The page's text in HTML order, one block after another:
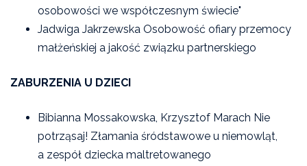
osobowości we współczesnym świecie"
Jadwiga Jakrzewska Osobowość ofiary przemocy
małżeńskiej a jakość związku partnerskiego
ZABURZENIA U DZIECI
Bibianna Mossakowska, Krzysztof Marach Nie
potrząsaj! Złamania śródstawowe u niemowląt,
a zespół dziecka maltretowanego